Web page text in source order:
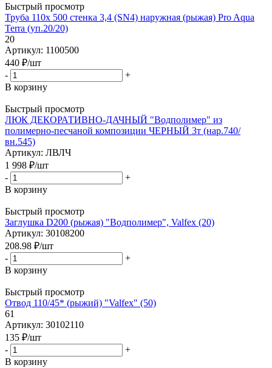
Быстрый просмотр
Труба 110х 500 стенка 3,4 (SN4) наружная (рыжая) Pro Aqua
Terra (уп.20/20)
20
Артикул: 1100500
440 ₽/шт
-
+
В корзину
Быстрый просмотр
ЛЮК ДЕКОРАТИВНО-ДАЧНЫЙ "Водполимер" из
полимерно-песчаной композиции ЧЕРНЫЙ 3т (нар.740/
вн.545)
Артикул: ЛВЛЧ
1 998 ₽/шт
-
+
В корзину
Быстрый просмотр
Заглушка D200 (рыжая) "Водполимер", Valfex (20)
Артикул: 30108200
208.98 ₽/шт
-
+
В корзину
Быстрый просмотр
Отвод 110/45* (рыжий) "Valfex" (50)
61
Артикул: 30102110
135 ₽/шт
-
+
В корзину